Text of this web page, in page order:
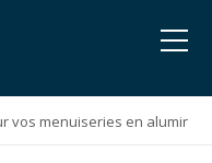
vos menuiseries en